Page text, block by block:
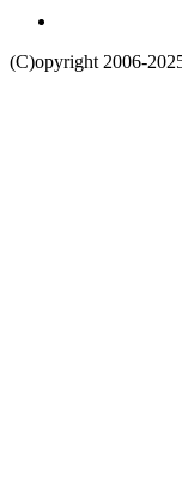
(C)opyright 2006-